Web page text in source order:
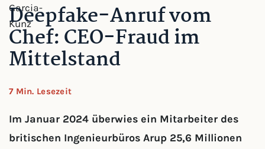
Deepfake-Anruf vom
Chef: CEO-Fraud im
Mittelstand
7 Min. Lesezeit
Im Januar 2024 überwies ein Mitarbeiter des
britischen Ingenieurbüros Arup 25,6 Millionen